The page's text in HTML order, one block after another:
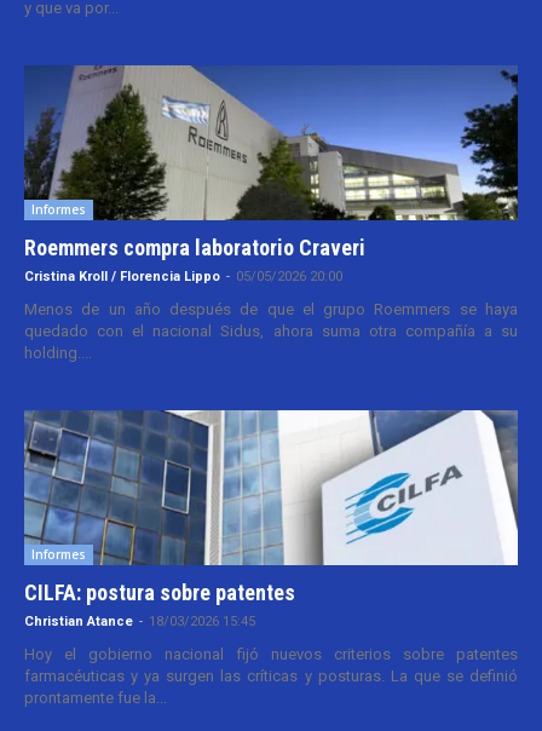
y que va por...
Informes
Roemmers compra laboratorio Craveri
Cristina Kroll / Florencia Lippo - 05/05/2026 20:00
Menos de un año después de que el grupo Roemmers se haya
quedado con el nacional Sidus, ahora suma otra compañía a su
holding....
Informes
CILFA: postura sobre patentes
Christian Atance - 18/03/2026 15:45
Hoy el gobierno nacional fijó nuevos criterios sobre patentes
farmacéuticas y ya surgen las críticas y posturas. La que se definió
prontamente fue la...